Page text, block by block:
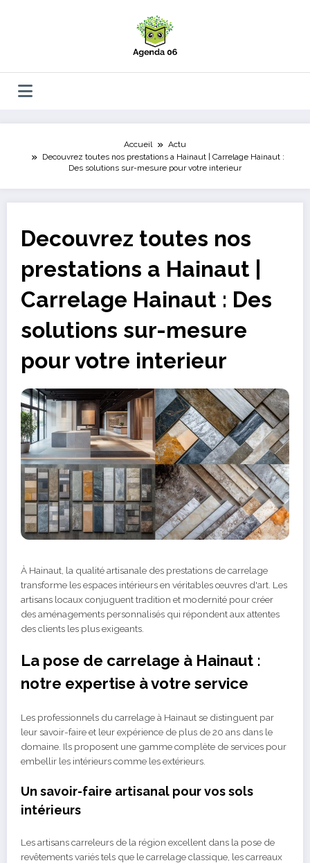
Accueil
Actu
Decouvrez toutes nos prestations a Hainaut | Carrelage Hainaut :
Des solutions sur-mesure pour votre interieur
Decouvrez toutes nos
prestations a Hainaut |
Carrelage Hainaut : Des
solutions sur-mesure
pour votre interieur
À Hainaut, la qualité artisanale des prestations de carrelage
transforme les espaces intérieurs en véritables œuvres d'art. Les
artisans locaux conjuguent tradition et modernité pour créer
des aménagements personnalisés qui répondent aux attentes
des clients les plus exigeants.
La pose de carrelage à Hainaut :
notre expertise à votre service
Les professionnels du carrelage à Hainaut se distinguent par
leur savoir-faire et leur expérience de plus de 20 ans dans le
domaine. Ils proposent une gamme complète de services pour
embellir les intérieurs comme les extérieurs.
Un savoir-faire artisanal pour vos sols
intérieurs
Les artisans carreleurs de la région excellent dans la pose de
revêtements variés tels que le carrelage classique, les carreaux